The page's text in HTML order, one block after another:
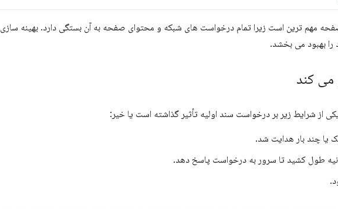
مهم ترین است زیرا تمام درخواست های شبکه و محتوای صفحه به آن بستگی دارد. بهینه سازی
را بهبود می بخشد.
می کند
از شرایط زیر بر درخواست سند اولیه تأثیر گذاشته است یا خیر:
یا چند بار هدایت شد.